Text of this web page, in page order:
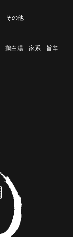
その他
鶏白湯 家系
旨辛